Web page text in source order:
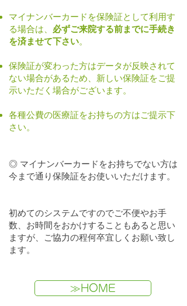
マイナンバーカードを保険証として利用す
る場合は、 必ずご来院する前までに手続き
を済ませて下さい。
保険証が変わった方はデータが反映されて
ない場合があるため、新しい保険証をご提
示いただく場合がございます。
各種公費の医療証をお持ちの方はご提示下
さい。
◎ マイナンバーカードをお持ちでない方は
今まで通り保険証をお使いいただけます。
初めてのシステムですのでご不便やお手
数、お時間をおかけすることもあると思い
ますが、ご協力の程何卒宜しくお願い致し
ます。
≫HOME